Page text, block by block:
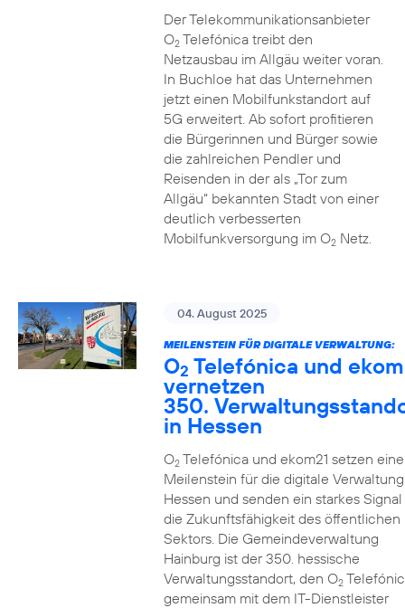
Der Telekommunikationsanbieter
O2Telefónica treibt den
Netzausbau im Allgäu weiter voran.
In Buchloe hat das Unternehmen
jetzt einen Mobilfunkstandort auf
5G erweitert. Ab sofort profitieren
die Bürgerinnen und Bürger sowie
die zahlreichen Pendler und
Reisenden in der als „Tor zum
Allgäu“ bekannten Stadt von einer
deutlich verbesserten
Mobilfunkversorgung im O2Netz.
04. August 2025
MEILENSTEIN FÜR DIGITALE VERWALTUNG:
O2 Telefónica und
vernetzen
350.
in Hessen
O2Telefónica und ekom21 setzen
Meilenstein für die digitale
Hessen und senden ein starkes
die Zukunftsfähigkeit des öffentlichen
Sektors. Die Gemeindeverwaltung
Hainburg ist der 350. hessische
Verwaltungsstandort, den O2
gemeinsam mit dem IT-Dienstleister